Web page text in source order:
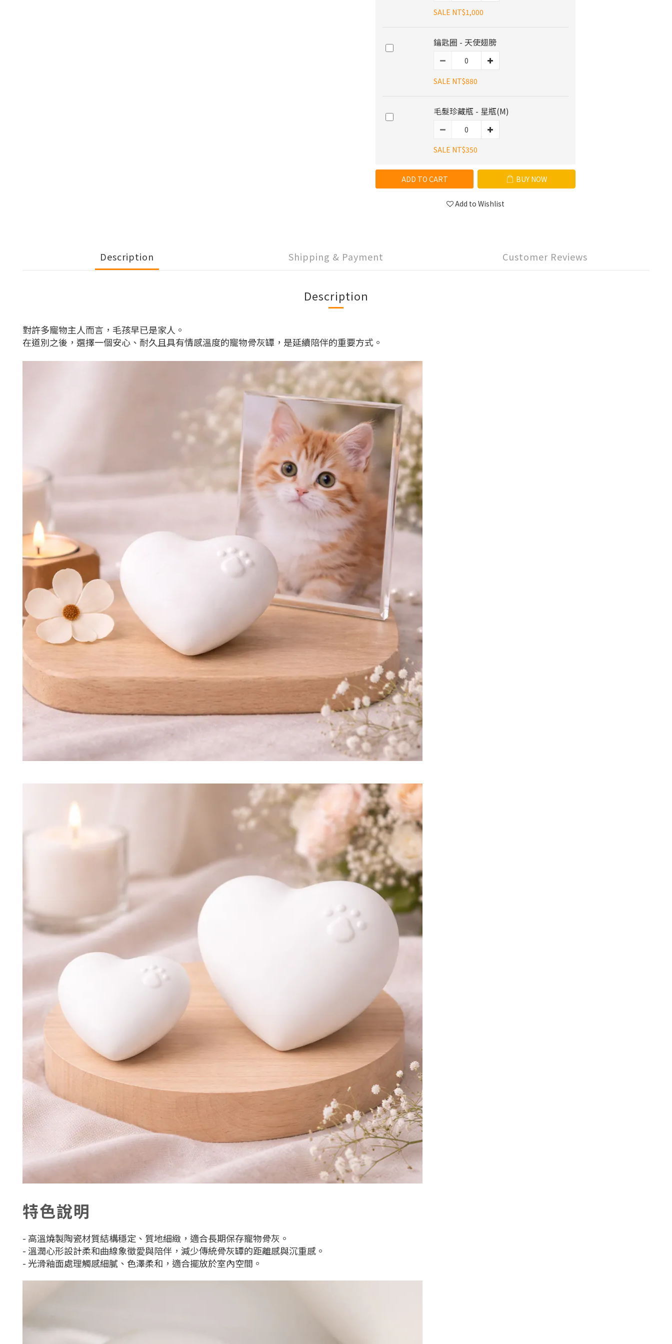
SALE NT$1,000
鑰匙圈 - 天使翅膀
SALE NT$880
毛髮珍藏瓶 - 星瓶(M)
SALE NT$350
ADD TO CART BUY NOW
Add to Wishlist
Description Shipping & Payment Customer Reviews
Description
對許多寵物主人而言，毛孩早已是家人。
在道別之後，選擇一個安心、耐久且具有情感溫度的寵物骨灰罈，是延續陪伴的重要方式。
特色說明
- 高溫燒製陶瓷材質結構穩定、質地細緻，適合長期保存寵物骨灰。
- 溫潤心形設計柔和曲線象徵愛與陪伴，減少傳統骨灰罈的距離感與沉重感。
- 光滑釉面處理觸感細膩、色澤柔和，適合擺放於室內空間。